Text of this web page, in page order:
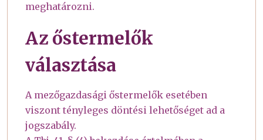
meghatározni.
Az őstermelők
választása
A mezőgazdasági őstermelők esetében
viszont tényleges döntési lehetőséget ad a
jogszabály.